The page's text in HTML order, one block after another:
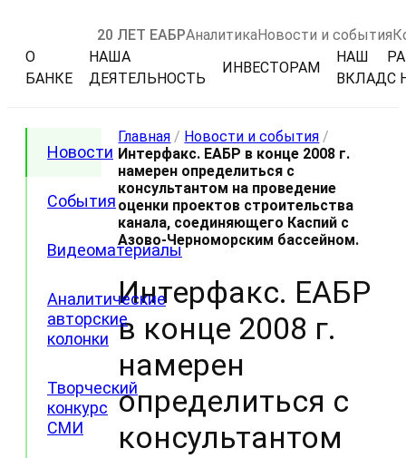
20 ЛЕТ ЕАБРАналитикаНовости и события
О
БАНКЕ
НАША
ДЕЯТЕЛЬНОСТЬ
ИНВЕСТОРАМ
НАШ
ВКЛАДС
Новости
События
Видеоматериалы
Аналитические
авторские
колонки
Творческий
конкурс
СМИ
Главная / Новости и события /
Интерфакс. ЕАБР в конце 2008 г.
намерен определиться с
консультантом на проведение
оценки проектов строительства
канала, соединяющего Каспий с
Азово-Черноморским бассейном.
Интерфакс. ЕАБР
в конце 2008 г.
намерен
определиться с
консультантом